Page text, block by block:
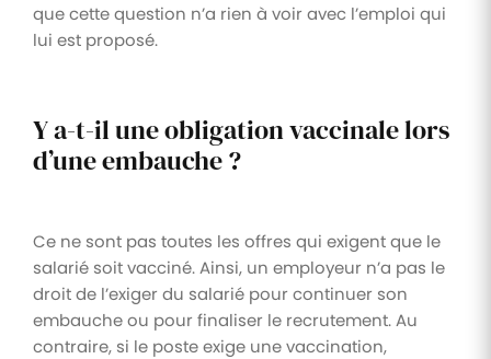
que cette question n’a rien à voir avec l’emploi qui
lui est proposé.
Y a-t-il une obligation vaccinale lors
d’une embauche ?
Ce ne sont pas toutes les offres qui exigent que le
salarié soit vacciné. Ainsi, un employeur n’a pas le
droit de l’exiger du salarié pour continuer son
embauche ou pour finaliser le recrutement. Au
contraire, si le poste exige une vaccination,